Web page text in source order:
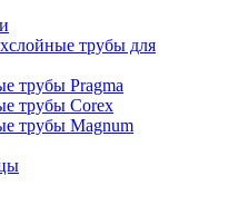
трубы для
трубы Pragma
трубы Corex
трубы Magnum